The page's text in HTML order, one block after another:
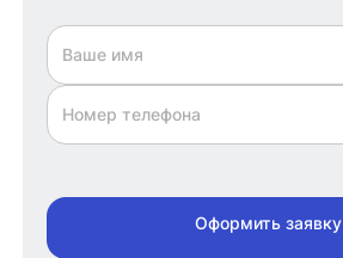
Ваше имя
Номер телефона
Оформить заявку